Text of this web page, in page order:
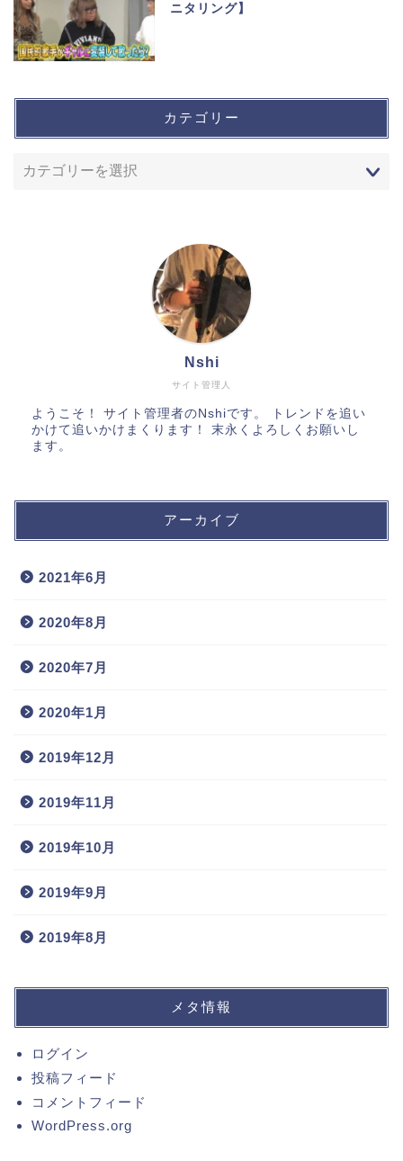
ニタリング】
カテゴリー
サイト管理人
Nshi
ようこそ！ サイト管理者のNshiです。 トレンドを追い
かけて追いかけまくります！ 末永くよろしくお願いし
ます。
アーカイブ
2021年6月
2020年8月
2020年7月
2020年1月
2019年12月
2019年11月
2019年10月
2019年9月
2019年8月
メタ情報
ログイン
投稿フィード
コメントフィード
WordPress.org